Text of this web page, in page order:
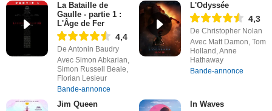
La Bataille de
Gaulle - partie 1 :
L'Âge de Fer
4,4
De Antonin Baudry
Avec Simon Abkarian,
Simon Russell Beale,
Florian Lesieur
Bande-annonce
L'Odyssée
4,3
De Christopher Nolan
Avec Matt Damon, Tom
Holland, Anne
Hathaway
Bande-annonce
Jim Queen In Waves